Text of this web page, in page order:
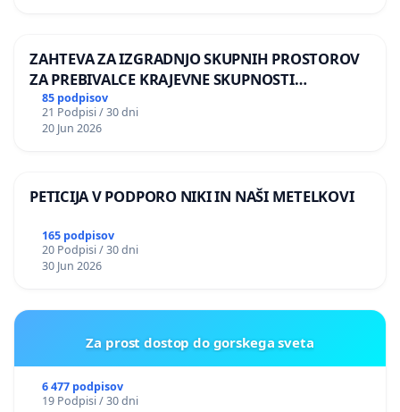
ZAHTEVA ZA IZGRADNJO SKUPNIH PROSTOROV
ZA PREBIVALCE KRAJEVNE SKUPNOSTI
PRESTRANEK
85 podpisov
21 Podpisi / 30 dni
20 Jun 2026
PETICIJA V PODPORO NIKI IN NAŠI METELKOVI
165 podpisov
20 Podpisi / 30 dni
30 Jun 2026
Za prost dostop do gorskega sveta
6 477 podpisov
19 Podpisi / 30 dni